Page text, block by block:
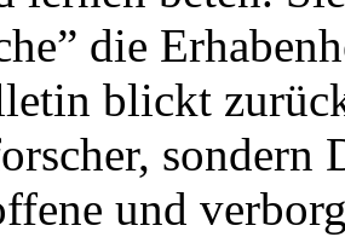
die
blickt
sondern
und